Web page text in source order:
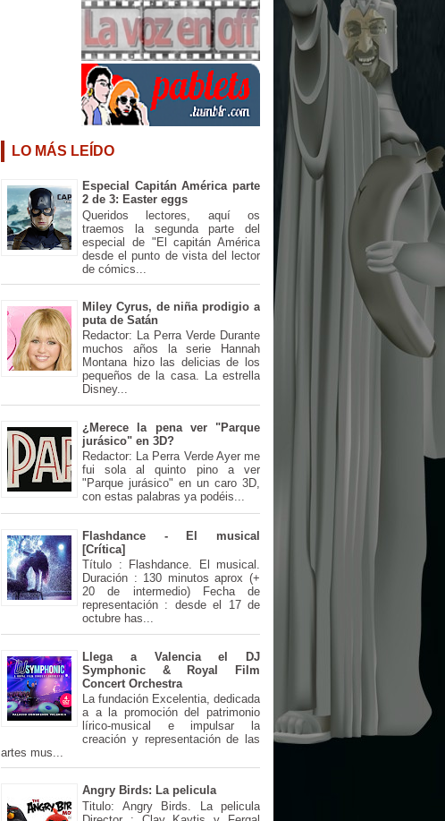
LO MÁS LEÍDO
Especial Capitán América parte
2 de 3: Easter eggs
Queridos lectores, aquí os
traemos la segunda parte del
especial de "El capitán América
desde el punto de vista del lector
de cómics...
Miley Cyrus, de niña prodigio a
puta de Satán
Redactor: La Perra Verde Durante
muchos años la serie Hannah
Montana hizo las delicias de los
pequeños de la casa. La estrella
Disney...
¿Merece la pena ver "Parque
jurásico" en 3D?
Redactor: La Perra Verde Ayer me
fui sola al quinto pino a ver
"Parque jurásico" en un caro 3D,
con estas palabras ya podéis...
Flashdance - El musical
[Crítica]
Título : Flashdance. El musical.
Duración : 130 minutos aprox (+
20 de intermedio) Fecha de
representación : desde el 17 de
octubre has...
Llega a Valencia el DJ
Symphonic & Royal Film
Concert Orchestra
La fundación Excelentia, dedicada
a a la promoción del patrimonio
lírico-musical e impulsar la
creación y representación de las
artes mus...
Angry Birds: La pelicula
Titulo: Angry Birds. La pelicula